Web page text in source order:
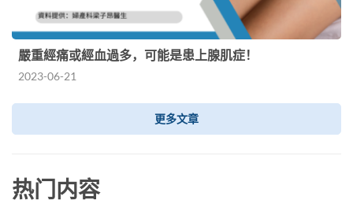
嚴重經痛或經血過多，可能是患上腺肌症！
2023-06-21
更多文章
热门内容